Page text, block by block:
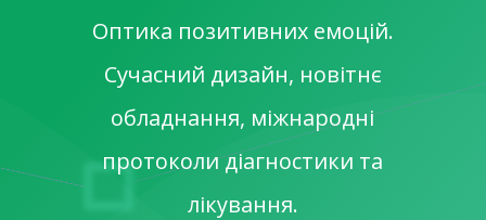
Оптика позитивних емоцій.
Сучасний дизайн, новітнє
обладнання, міжнародні
протоколи діагностики та
лікування.